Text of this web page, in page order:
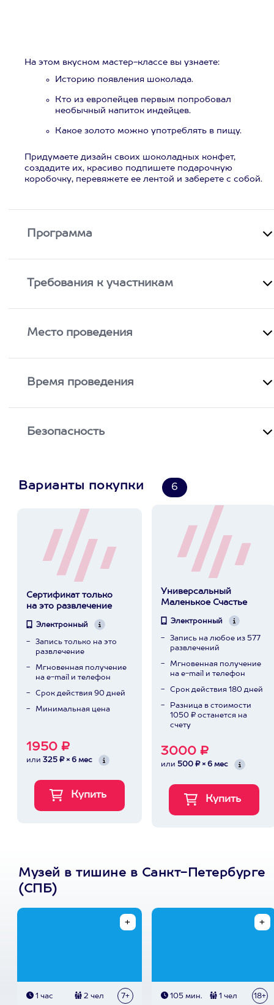
На этом вкусном мастер-классе вы узнаете:
Историю появления шоколада.
Кто из европейцев первым попробовал
необычный напиток индейцев.
Какое золото можно употреблять в пищу.
Придумаете дизайн своих шоколадных конфет,
создадите их, красиво подпишете подарочную
коробочку, перевяжете ее лентой и заберете с собой.
Программа
Требования к участникам
Место проведения
Время проведения
Безопасность
Варианты покупки 6
Сертификат только
на это развлечение
Электронный
Запись только на это
развлечение
Мгновенная получение
на e-mail и телефон
Срок действия 90 дней
Минимальная цена
1950 ₽
или 325 ₽ × 6 мес
Универсальный
Маленькое Счастье
Электронный
Запись на любое из 577
развлечений
Мгновенная получение
на e-mail и телефон
Срок действия 180 дней
Разница в стоимости
1050 ₽ останется на
счету
3000 ₽
или 500 ₽ × 6 мес
Музей в тишине в Санкт-Петербурге
(СПБ)
1 час 2 чел 7+ 105 мин. 1 чел 18+